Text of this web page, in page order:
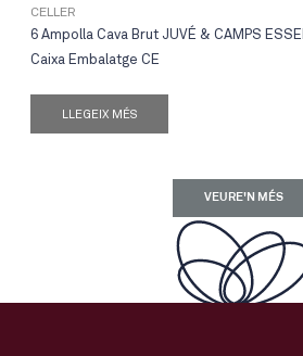
CELLER
6 Ampolla Cava Brut JUVÉ & CAMPS
Caixa Embalatge CE
LLEGEIX MÉS
VEURE'N MÉS